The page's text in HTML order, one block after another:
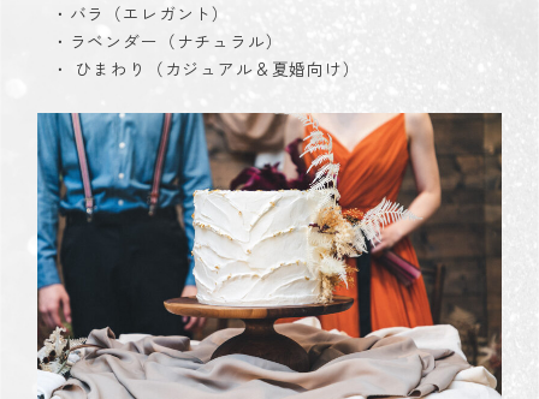
・バラ（エレガント）
・ラベンダー（ナチュラル）
・ ひまわり（カジュアル＆夏婚向け）